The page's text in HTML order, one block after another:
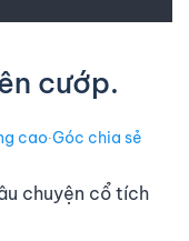
cướp.
cao∙Góc chia sẻ
chuyện cổ tích